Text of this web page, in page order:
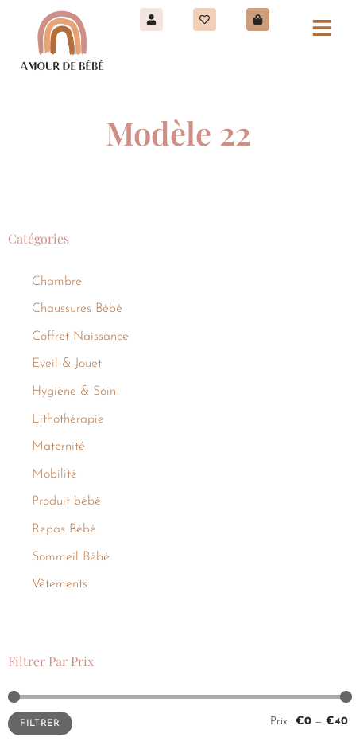
Modèle 22
Catégories
Chambre
Chaussures Bébé
Coffret Naissance
Eveil & Jouet
Hygiène & Soin
Lithothérapie
Maternité
Mobilité
Produit bébé
Repas Bébé
Sommeil Bébé
Vêtements
Filtrer Par Prix
FILTRER Prix : €0 — €40